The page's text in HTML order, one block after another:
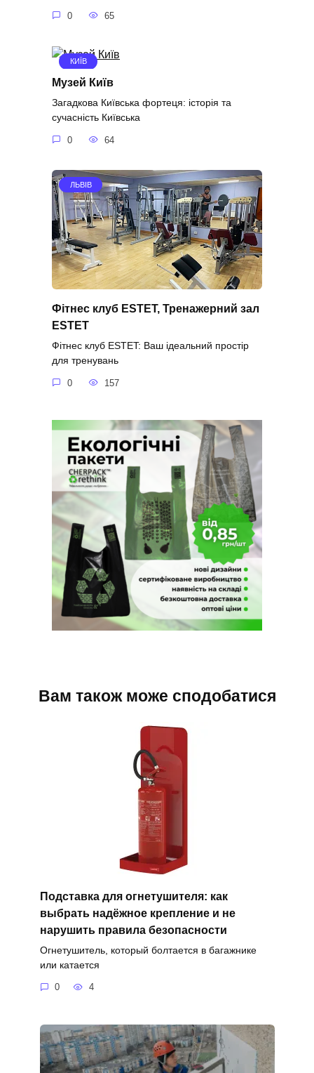
0 65
КИЇВ
Музей Київ
Загадкова Київська фортеця: історія та
сучасність Київська
0 64
ЛЬВІВ
Фітнес клуб ESTET, Тренажерний зал
ESTET
Фітнес клуб ESTET: Ваш ідеальний простір
для тренувань
0 157
Вам також може сподобатися
Подставка для огнетушителя: как
выбрать надёжное крепление и не
нарушить правила безопасности
Огнетушитель, который болтается в багажнике
или катается
0 4